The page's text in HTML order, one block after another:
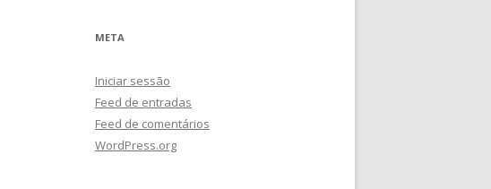
META
Iniciar sessão
Feed de entradas
Feed de comentários
WordPress.org